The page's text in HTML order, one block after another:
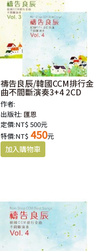
禱告良辰/韓國CCM排行金
曲不間斷演奏3+4 2CD
作者:
出版社: 匯恩
定價:NT$ 500元
特價:NT$ 450元